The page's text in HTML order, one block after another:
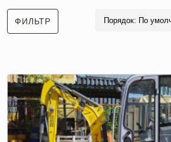
ФИЛЬТР Порядок: По